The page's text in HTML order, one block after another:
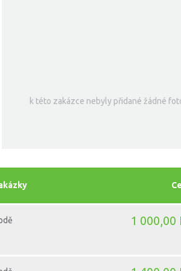
k této zakázce nebyly přidané žádné
1 000,00